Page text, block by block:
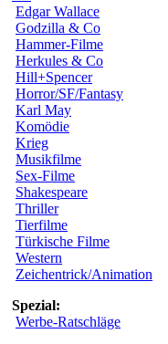
Edgar Wallace
Godzilla & Co
Hammer-Filme
Herkules & Co
Hill+Spencer
Horror/SF/Fantasy
Karl May
Komödie
Krieg
Musikfilme
Sex-Filme
Shakespeare
Thriller
Tierfilme
Türkische Filme
Western
Zeichentrick/Animation
Spezial:
Werbe-Ratschläge